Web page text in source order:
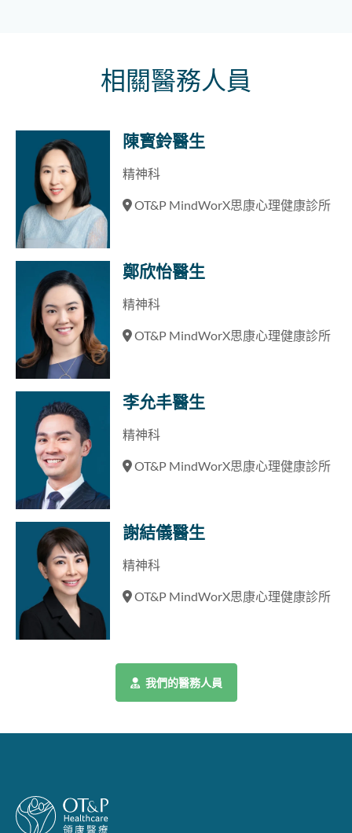
相關醫務人員
陳寳鈴醫生
精神科
OT&P MindWorX思康心理健康診所
鄭欣怡醫生
精神科
OT&P MindWorX思康心理健康診所
李允丰醫生
精神科
OT&P MindWorX思康心理健康診所
謝結儀醫生
精神科
OT&P MindWorX思康心理健康診所
我們的醫務人員